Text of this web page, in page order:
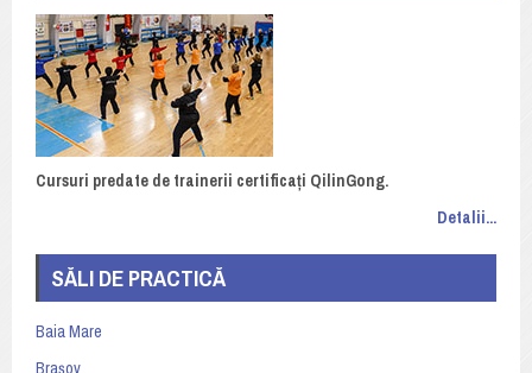
Cursuri predate de trainerii certificați QilinGong.
Detalii...
SĂLI DE PRACTICĂ
Baia Mare
Brașov